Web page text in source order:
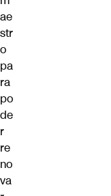
ae
str
o
pa
ra
po
de
r
re
no
va